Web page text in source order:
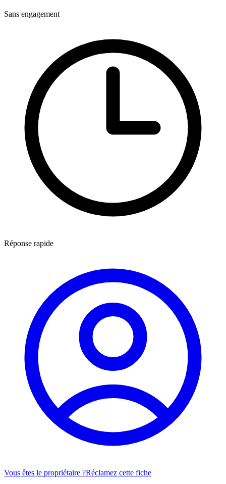
Sans engagement
Réponse rapide
Vous êtes le propriétaire ?Réclamez cette fiche